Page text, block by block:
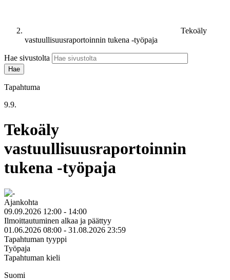
Tekoäly
vastuullisuusraportoinnin tukena -työpaja
Hae sivustolta
Tapahtuma
9.9.
Tekoäly
vastuullisuusraportoinnin
tukena -työpaja
Ajankohta
09.09.2026 12:00 - 14:00
Ilmoittautuminen alkaa ja päättyy
01.06.2026 08:00 - 31.08.2026 23:59
Tapahtuman tyyppi
Työpaja
Tapahtuman kieli
Suomi